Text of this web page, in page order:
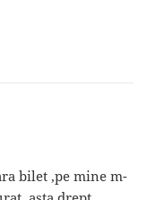
bilet ,pe mine m-